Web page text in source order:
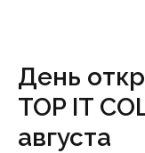
День
TOP IT
августа